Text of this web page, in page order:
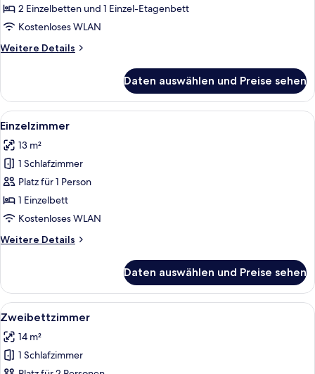
2 Einzelbetten und 1 Einzel-Etagenbett
Kostenloses WLAN
Weitere Details
Weitere
Daten auswählen und Preise sehen
Alle
Fotos
für
Einzelzimmer
anzeigen
Ein Mann in schwarzem Hemd und
8
Einzelzimmer
13 m²
1 Schlafzimmer
Platz für 1 Person
1 Einzelbett
Kostenloses WLAN
Weitere Details
Weitere
Daten auswählen und Preise sehen
Alle
Fotos
für
Zweibettzimmer
Ein kleiner, moderner Raum mit
10
Zweibettzimmer
14 m²
1 Schlafzimmer